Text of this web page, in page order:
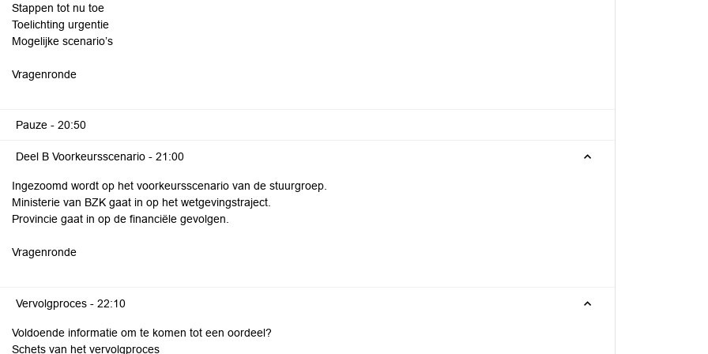
Stappen tot nu toe
Toelichting urgentie
Mogelijke scenario’s
Vragenronde
Pauze - 20:50
Deel B Voorkeursscenario - 21:00
Ingezoomd wordt op het voorkeursscenario van de stuurgroep.
Ministerie van BZK gaat in op het wetgevingstraject.
Provincie gaat in op de financiële gevolgen.
Vragenronde
Vervolgproces - 22:10
Voldoende informatie om te komen tot een oordeel?
Schets van het vervolgproces